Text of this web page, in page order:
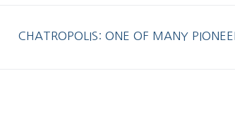
CHATROPOLIS: ONE OF MANY